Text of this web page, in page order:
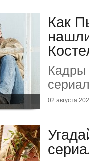
Как
Кадры
02 августа